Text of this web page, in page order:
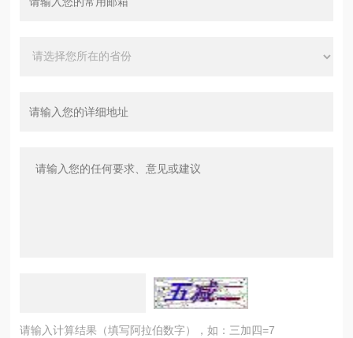
请输入计算结果（填写阿拉伯数字），如：三加四=7